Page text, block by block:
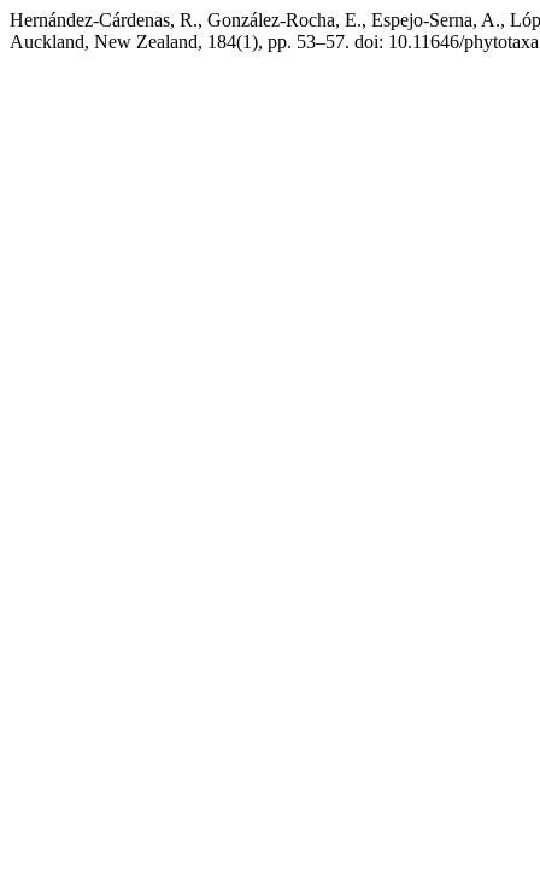
Hernández-Cárdenas, R., González-Rocha, E., Espejo-Serna, A.,
Auckland, New Zealand, 184(1), pp. 53–57. doi: 10.11646/